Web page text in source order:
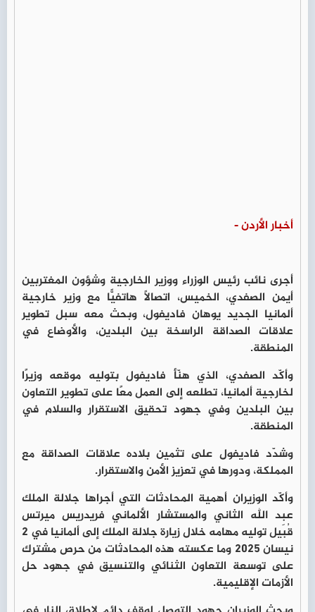
أخبار الأردن -
أجرى نائب رئيس الوزراء ووزير الخارجية وشؤون المغتربين
أيمن الصفدي، الخميس، اتصالًا هاتفيًّا مع وزير خارجية
ألمانيا الجديد يوهان فاديفول، وبحث معه سبل تطوير
علاقات الصداقة الراسخة بين البلدين، والأوضاع في
المنطقة.
وأكّد الصفدي، الذي هنّأ فاديفول بتوليه موقعه وزيرًا
لخارجية ألمانيا، تطلعه إلى العمل معًا على تطوير التعاون
بين البلدين وفي جهود تحقيق الاستقرار والسلام في
المنطقة.
وشدّد فاديفول على تثمين بلاده علاقات الصداقة مع
المملكة، ودورها في تعزيز الأمن والاستقرار.
وأكّد الوزيران أهمية المحادثات التي أجراها جلالة الملك
عبد الله الثاني والمستشار الألماني فريدريس ميرتس
قُبَيل توليه مهامه خلال زيارة جلالة الملك إلى ألمانيا في 2
نيسان 2025 وما عكسته هذه المحادثات من حرص مشترك
على توسعة التعاون الثنائي والتنسيق في جهود حل
الأزمات الإقليمية.